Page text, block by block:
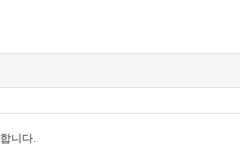
니다.